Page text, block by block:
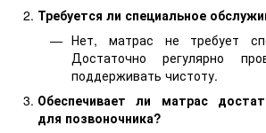
Требуется ли специальное
Нет, матрас не требует
Достаточно регулярно
поддерживать чистоту.
Обеспечивает ли матрас
для позвоночника?